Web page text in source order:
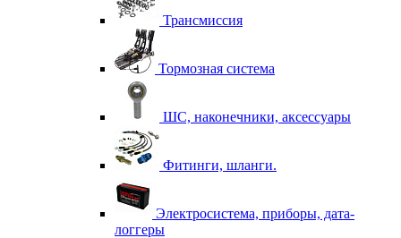
Трансмиссия
Тормозная система
ШС, наконечники, аксессуары
Фитинги, шланги.
Электросистема, приборы, дата-
логгеры